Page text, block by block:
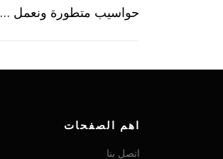
حواسيب متطورة ونعمل …
اهم الصفحات
اتصل بنا